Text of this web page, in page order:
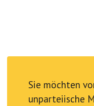
Sie möchten
unparteiische